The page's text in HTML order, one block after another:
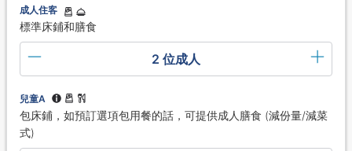
成人住客
標準床鋪和膳食
2 位成人
兒童A
包床鋪，如預訂選項包用餐的話，可提供成人膳食 (減份量/減菜
式)